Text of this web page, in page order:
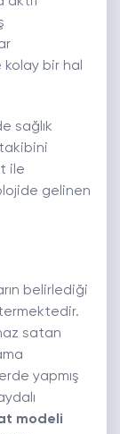
bir hal
sağlık
ile
gelinen
belirlediği
satan
yapmış
modeli